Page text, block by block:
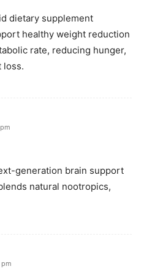
dietary supplement
healthy weight reduction
rate, reducing hunger,
loss.
generation brain support
natural nootropics,